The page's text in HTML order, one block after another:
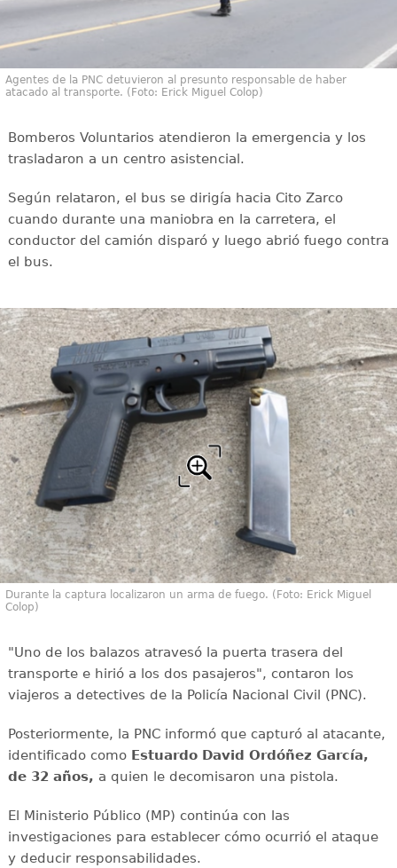
Agentes de la PNC detuvieron al presunto responsable de haber
atacado al transporte. (Foto: Erick Miguel Colop)
Bomberos Voluntarios atendieron la emergencia y los
trasladaron a un centro asistencial.
Según relataron, el bus se dirigía hacia Cito Zarco
cuando durante una maniobra en la carretera, el
conductor del camión disparó y luego abrió fuego contra
el bus.
Durante la captura localizaron un arma de fuego. (Foto: Erick Miguel
Colop)
"Uno de los balazos atravesó la puerta trasera del
transporte e hirió a los dos pasajeros", contaron los
viajeros a detectives de la Policía Nacional Civil (PNC).
Posteriormente, la PNC informó que capturó al atacante,
identificado como Estuardo David Ordóñez García,
de 32 años, a quien le decomisaron una pistola.
El Ministerio Público (MP) continúa con las
investigaciones para establecer cómo ocurrió el ataque
y deducir responsabilidades.